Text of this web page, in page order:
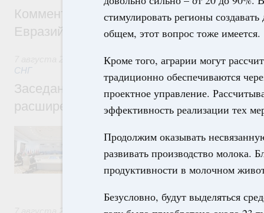
стимулировать регионы
общем, этот вопрос тоже имеется.
Кроме того, аграрии могут
традиционно обеспечиваются
проектное управление.
эффективность реализации тех
Продолжим оказывать
развивать производство молока.
продуктивности в молочном
Безусловно, будут выделяться
Комментарий Алексея Оверчука по
Евразийского межправительственного
Евразийский экономический союз.
СНГ
Заседание Евразийского
расширенном составе
числе совершенствование кооперации в
регулирования и администрирования,
обеспечение продовольственной
железнодорожных перевозок,
Евразийский экономический союз.